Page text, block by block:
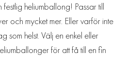
heliumballong! Passar till
och mycket mer. Eller varför inte
som helst. Välj en enkel eller
för att få till en fin